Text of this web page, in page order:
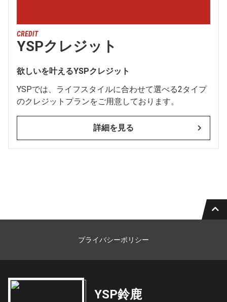
CREDIT
YSPクレジット
欲しいを叶えるYSPクレジット
YSPでは、ライフスタイルに合わせて選べる2タイプ
のクレジットプランをご用意しております。
詳細を見る
プライバシーポリシー
YSP鈴鹿